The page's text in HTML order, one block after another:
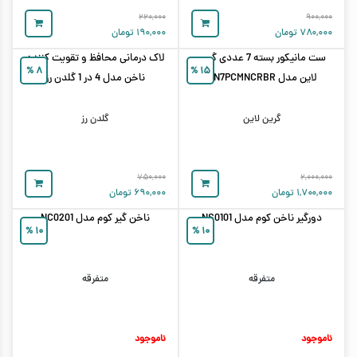
۹۰۰,۰۰۰
۷۸۰,۰۰۰ تومان
۲۲۰,۰۰۰
۱۹۰,۰۰۰ تومان
۱۵ %
ست مانیکور بسته 7 عددی گرین
لاین مدل GN7PCMNCRBR
گرین لاین
۲,۰۰۰,۰۰۰
۱,۷۰۰,۰۰۰ تومان
۸ %
لاک درمانی محافظ و تقویت کننده
ناخن مدل 4 در 1 گلدن رز
گلدن رز
۷۵۰,۰۰۰
۶۹۰,۰۰۰ تومان
۱۰ %
دورگیر ناخن کوم مدل NS0101
متفرقه
ناموجود
۱۰ %
ناخن گیر کوم مدل NC0201
متفرقه
ناموجود